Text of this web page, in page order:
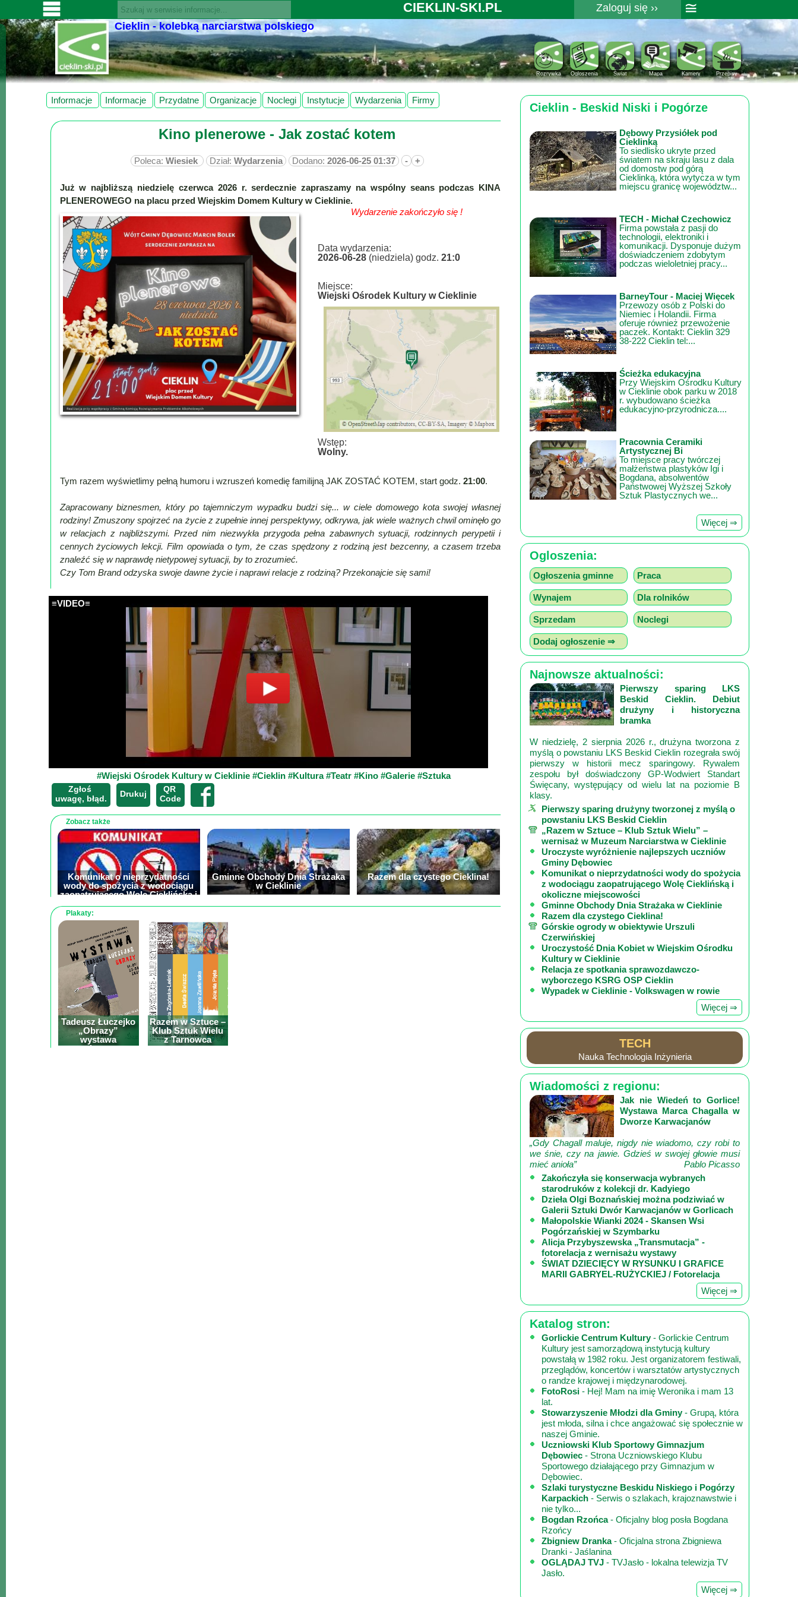
SERWISY
CIEKLIN-
SKI.PL
Wiadomości
Ciekawostki
Organizacje
CIEKLIN-SKI.PL
Zaloguj się ››
Rejestracja
Pomoc
≅
Cieklin - kolebką narciarstwa polskiego
Przepisy
Kamery
Mapa
Świat
Ogloszenia
Rozrywka
Informacje Informacje Przydatne Organizacje Noclegi Instytucje Wydarzenia Firmy
Kino plenerowe - Jak zostać kotem
Poleca: Wiesiek Dział: Wydarzenia Dodano: 2026-06-25 01:37 - +
Już w najbliższą niedzielę czerwca 2026 r. serdecznie zapraszamy na wspólny seans podczas KINA
PLENEROWEGO na placu przed Wiejskim Domem Kultury w Cieklinie.
Wydarzenie zakończyło się !
Data wydarzenia:
2026-06-28(niedziela) godz. 21:0
Miejsce:
Wiejski Ośrodek Kultury w Cieklinie
Wstęp:
Wolny.
Tym razem wyświetlimy pełną humoru i wzruszeń komedię familijną JAK ZOSTAĆ KOTEM, start godz. 21:00.
Zapracowany biznesmen, który po tajemniczym wypadku budzi się... w ciele domowego kota swojej własnej
rodziny! Zmuszony spojrzeć na życie z zupełnie innej perspektywy, odkrywa, jak wiele ważnych chwil ominęło go
w relacjach z najbliższymi. Przed nim niezwykła przygoda pełna zabawnych sytuacji, rodzinnych perypetii i
cennych życiowych lekcji. Film opowiada o tym, że czas spędzony z rodziną jest bezcenny, a czasem trzeba
znaleźć się w naprawdę nietypowej sytuacji, by to zrozumieć.
Czy Tom Brand odzyska swoje dawne życie i naprawi relacje z rodziną? Przekonajcie się sami!
≡VIDEO≡
#Wiejski Ośrodek Kultury w Cieklinie #Cieklin #Kultura#Teatr #Kino #Galerie #Sztuka
Zgłoś
uwagę, błąd.
Drukuj
QR
Code
Zobacz także
Komunikat o nieprzydatności
wody do spożycia z wodociągu
zaopatrującego Wolę Cieklińską i
Gminne Obchody Dnia Strażaka
w Cieklinie
Razem dla czystego Cieklina!
Plakaty:
Tadeusz Łuczejko
„Obrazy”
wystawa
malarstwa
Razem w Sztuce –
Klub Sztuk Wielu
z Tarnowca
Cieklin - Beskid Niski i Pogórze
Dębowy Przysiółek pod
Cieklinką
To siedlisko ukryte przed
światem na skraju lasu z dala
od domostw pod górą
Cieklinką, która wytycza w tym
miejscu granicę województw...
TECH - Michał Czechowicz
Firma powstała z pasji do
technologii, elektroniki i
komunikacji. Dysponuje dużym
doświadczeniem zdobytym
podczas wieloletniej pracy...
BarneyTour - Maciej Więcek
Przewozy osób z Polski do
Niemiec i Holandii. Firma
oferuje również przewożenie
paczek. Kontakt: Cieklin 329
38-222 Cieklin tel:...
Ścieżka edukacyjna
Przy Wiejskim Ośrodku Kultury
w Cieklinie obok parku w 2018
r. wybudowano ścieżka
edukacyjno-przyrodnicza....
Pracownia Ceramiki
Artystycznej Bi
To miejsce pracy twórczej
małżeństwa plastyków Igi i
Bogdana, absolwentów
Państwowej Wyższej Szkoły
Sztuk Plastycznych we...
Więcej ⇒
Ogloszenia:
Ogłoszenia gminne Praca
Wynajem Dla rolników
Sprzedam Noclegi
Dodaj ogłoszenie ⇒
Najnowsze aktualności:
Pierwszy sparing LKS
Beskid Cieklin. Debiut
drużyny i historyczna
bramka
W niedzielę, 2 sierpnia 2026 r., drużyna tworzona z
myślą o powstaniu LKS Beskid Cieklin rozegrała swój
pierwszy w historii mecz sparingowy. Rywalem
zespołu był doświadczony GP‑Wodwiert Standart
Święcany, występujący od wielu lat na poziomie B
klasy.
Pierwszy sparing drużyny tworzonej z myślą o
powstaniu LKS Beskid Cieklin
„Razem w Sztuce – Klub Sztuk Wielu” –
wernisaż w Muzeum Narciarstwa w Cieklinie
Uroczyste wyróżnienie najlepszych uczniów
Gminy Dębowiec
Komunikat o nieprzydatności wody do spożycia
z wodociągu zaopatrującego Wolę Cieklińską i
okoliczne miejscowości
Gminne Obchody Dnia Strażaka w Cieklinie
Razem dla czystego Cieklina!
Górskie ogrody w obiektywie Urszuli
Czerwińskiej
Uroczystość Dnia Kobiet w Wiejskim Ośrodku
Kultury w Cieklinie
Relacja ze spotkania sprawozdawczo-
wyborczego KSRG OSP Cieklin
Wypadek w Cieklinie - Volkswagen w rowie
Więcej ⇒
TECH
Nauka Technologia Inżynieria
Wiadomości z regionu:
Jak nie Wiedeń to Gorlice!
Wystawa Marca Chagalla w
Dworze Karwacjanów
„Gdy Chagall maluje, nigdy nie wiadomo, czy robi to
we śnie, czy na jawie. Gdzieś w swojej głowie musi
mieć anioła”
Pablo Picasso
Zakończyła się konserwacja wybranych
starodruków z kolekcji dr. Kadyiego
Dzieła Olgi Boznańskiej można podziwiać w
Galerii Sztuki Dwór Karwacjanów w Gorlicach
Małopolskie Wianki 2024 - Skansen Wsi
Pogórzańskiej w Szymbarku
Alicja Przybyszewska „Transmutacja” -
fotorelacja z wernisażu wystawy
ŚWIAT DZIECIĘCY W RYSUNKU I GRAFICE
MARII GABRYEL-RUŻYCKIEJ / Fotorelacja
Więcej ⇒
Katalog stron:
Gorlickie Centrum Kultury- Gorlickie Centrum
Kultury jest samorządową instytucją kultury
powstałą w 1982 roku. Jest organizatorem festiwali,
przeglądów, koncertów i warsztatów artystycznych
o randze krajowej i międzynarodowej.
FotoRosi - Hej! Mam na imię Weronika i mam 13
lat.
Stowarzyszenie Młodzi dla Gminy- Grupą, która
jest młoda, silna i chce angażować się społecznie w
naszej Gminie.
Uczniowski Klub Sportowy Gimnazjum
Dębowiec - Strona Uczniowskiego Klubu
Sportowego działającego przy Gimnazjum w
Dębowiec.
Szlaki turystyczne Beskidu Niskiego i Pogórzy
Karpackich - Serwis o szlakach, krajoznawstwie i
nie tylko...
Bogdan Rzońca- Oficjalny blog posła Bogdana
Rzońcy
Zbigniew Dranka- Oficjalna strona Zbigniewa
Dranki - Jaślanina
OGLĄDAJ TVJ - TVJasło - lokalna telewizja TV
Jasło.
Więcej ⇒